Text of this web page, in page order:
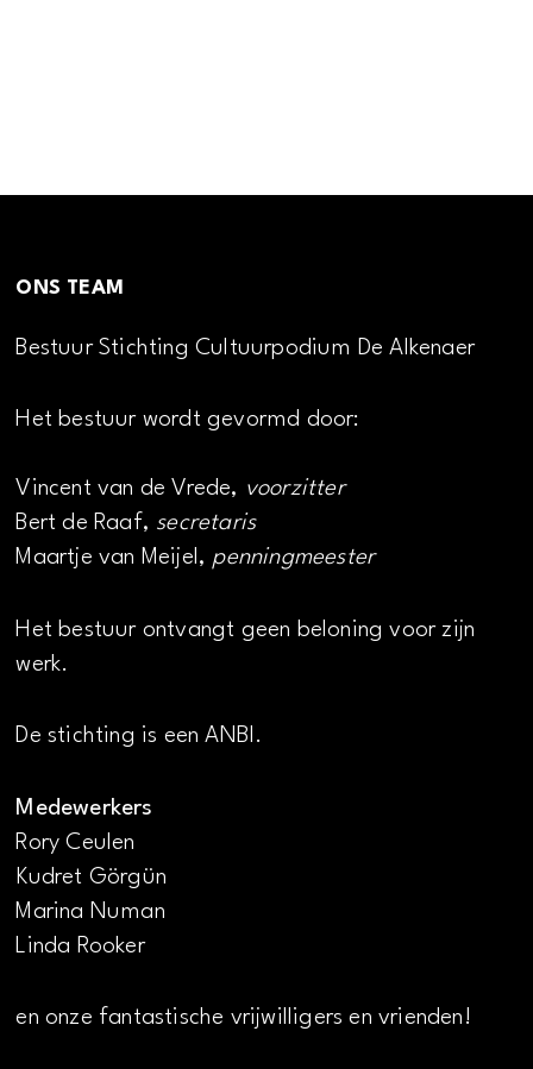
ONS TEAM
Bestuur Stichting Cultuurpodium De Alkenaer
Het bestuur wordt gevormd door:
Vincent van de Vrede, voorzitter
Bert de Raaf, secretaris
Maartje van Meijel, penningmeester
Het bestuur ontvangt geen beloning voor zijn
werk.
De stichting is een ANBI.
Medewerkers
Rory Ceulen
Kudret Görgün
Marina Numan
Linda Rooker
en onze fantastische vrijwilligers en vrienden!